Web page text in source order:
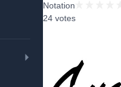
Notation
24 votes